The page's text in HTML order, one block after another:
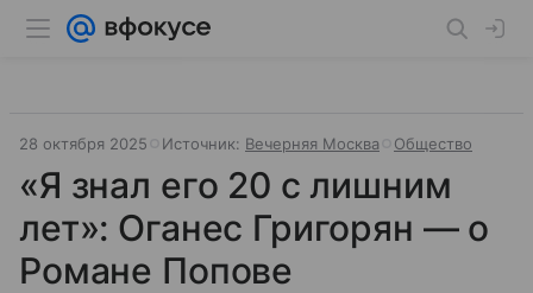
28 октября 2025 Источник: Вечерняя Москва Общество
«Я знал его 20 с лишним
лет»: Оганес Григорян — о
Романе Попове